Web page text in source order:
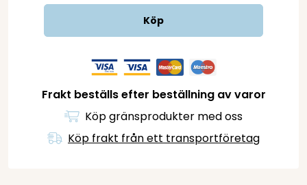
Köp
Frakt beställs efter beställning av varor
Köp gränsprodukter med oss
Köp frakt från ett transportföretag